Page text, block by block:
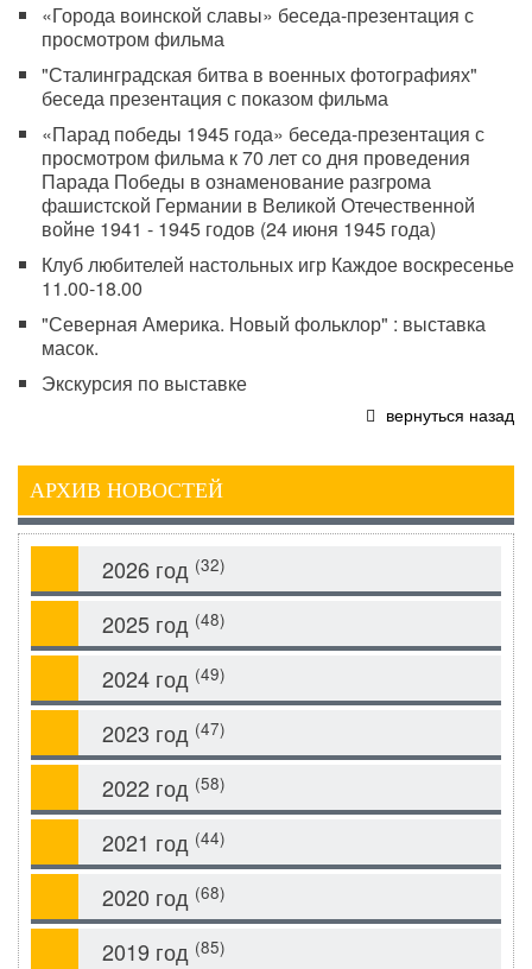
«Города воинской славы» беседа-презентация с
просмотром фильма
"Сталинградская битва в военных фотографиях"
беседа презентация с показом фильма
«Парад победы 1945 года» беседа-презентация с
просмотром фильма к 70 лет со дня проведения
Парада Победы в ознаменование разгрома
фашистской Германии в Великой Отечественной
войне 1941 - 1945 годов (24 июня 1945 года)
Клуб любителей настольных игр Каждое воскресенье
11.00-18.00
"Северная Америка. Новый фольклор" : выставка
масок.
Экскурсия по выставке
вернуться назад
АРХИВ НОВОСТЕЙ
2026 год (32)
2025 год (48)
2024 год (49)
2023 год (47)
2022 год (58)
2021 год (44)
2020 год (68)
2019 год (85)